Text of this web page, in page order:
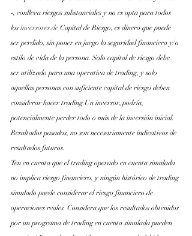
-, conlleva riesgos substanciales y no es apta para todos
los inversores.de Capital de Riesgo, es dinero que puede
ser perdido, sin poner en juego la seguridad financiera y/o
estilo de vida de la persona. Solo capital de riesgo debe
ser utilizado para una operativa de trading, y solo
aquellas personas con suficiente capital de riesgo deben
considerar hacer trading.Un inversor, podría,
potencialmente perder todo o más de la inversión inicial.
Resultados pasados, no son necesariamente indicativos de
resultados futuros.
Ten en cuenta que el trading operado en cuenta simulada
no implica riesgo financiero, y ningún histórico de trading
simulado puede considerar el riesgo financiero de
operaciones reales. Considera que los resultados obtenidos
por un programa de trading en cuenta simulada pueden